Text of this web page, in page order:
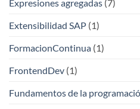
Expresiones agregadas (7)
Extensibilidad SAP (1)
FormacionContinua (1)
FrontendDev (1)
Fundamentos de la